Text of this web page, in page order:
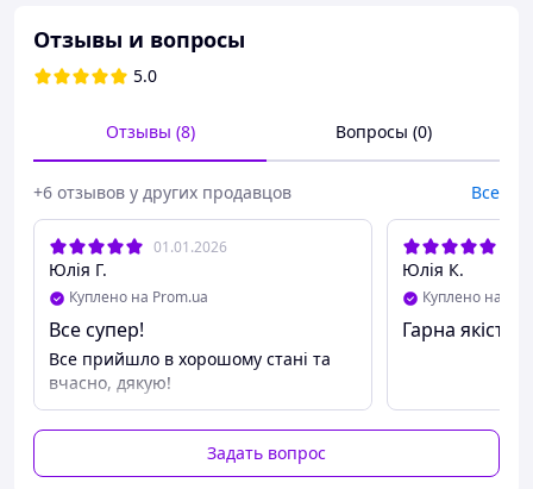
Каждая монета идет в защитной капсуле
В набор входит 10 монет:
1 - Автономная Республика Крым
2 - Донецкая область
4 - Херсонская область
6 - Харьковская область
7 - Сумская область
8 - Черниговская область
9 - Николаевская область
10 - Одесская область
Отзывы и вопросы
5.0
Отзывы (8) Вопросы (0)
+6 отзывов у других продавцов Все
01.01.2026
Юлія Г.
Куплено на Prom.ua
Все супер!
Все прийшло в хорошому стані та
вчасно, дякую!
Юлія К.
Куплено на
Гарна
Задать вопрос